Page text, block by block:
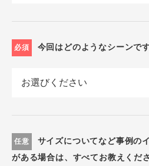
必須 今回はどのようなシーンで
任意
サイズについてなど事例の
がある場合は、すべてお教えくださ